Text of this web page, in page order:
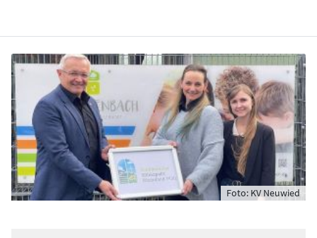
Foto: KV Neuwied